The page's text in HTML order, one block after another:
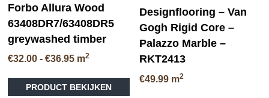
Forbo Allura Wood
63408DR7/63408DR5
greywashed timber
€32.00 - €36.95Prijsklasse:
tot
€36.95
m2
PRODUCT BEKIJKEN
Designflooring – Van
Gogh Rigid Core –
Palazzo Marble –
RKT2413
€49.99 m2